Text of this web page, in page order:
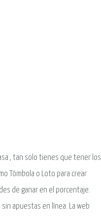
, tan solo tienes que tener los
Tómbola o Loto para crear
de ganar en el porcentaje.
apuestas en línea. La web